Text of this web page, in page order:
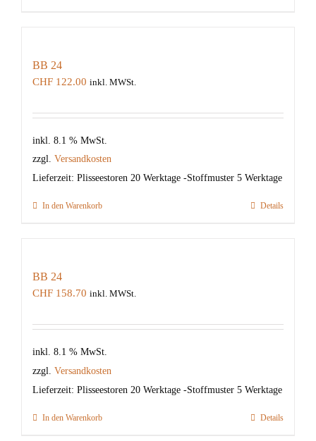
BB 24
CHF 122.00 inkl. MWSt.
inkl. 8.1 % MwSt.
zzgl. Versandkosten
Lieferzeit: Plisseestoren 20 Werktage -Stoffmuster 5 Werktage
In den Warenkorb Details
BB 24
CHF 158.70 inkl. MWSt.
inkl. 8.1 % MwSt.
zzgl. Versandkosten
Lieferzeit: Plisseestoren 20 Werktage -Stoffmuster 5 Werktage
In den Warenkorb Details